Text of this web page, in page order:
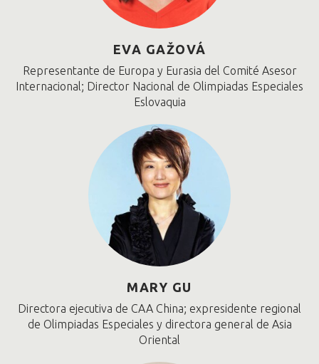
EVA GAŽOVÁ
Representante de Europa y Eurasia del Comité Asesor
Internacional; Director Nacional de Olimpiadas Especiales
Eslovaquia
MARY GU
Directora ejecutiva de CAA China; expresidente regional
de Olimpiadas Especiales y directora general de Asia
Oriental